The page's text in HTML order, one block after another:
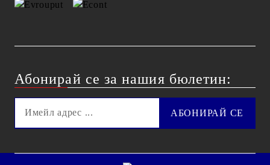
Абонирай се за нашия бюлетин: